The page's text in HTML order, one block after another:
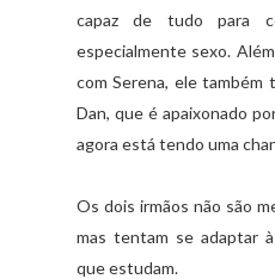
capaz de tudo para
especialmente sexo.
com Serena, ele também
Dan, que é apaixonado
agora está tendo uma
Os dois irmãos não são
mas tentam se adaptar
que estudam.